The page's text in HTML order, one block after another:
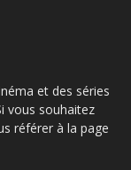
et des séries
vous souhaitez
référer à la page